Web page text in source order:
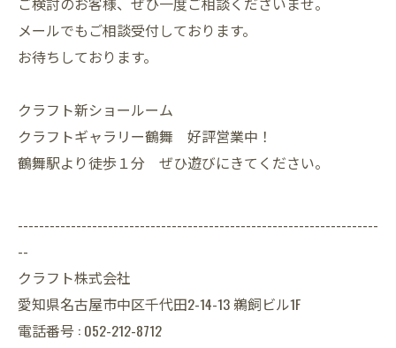
メールでもご相談受付しております。
お待ちしております。
クラフト新ショールーム
クラフトギャラリー鶴舞 好評営業中！
鶴舞駅より徒歩１分 ぜひ遊びにきてください。
--------------------------------------------------------------------
--
クラフト株式会社
愛知県名古屋市中区千代田2-14-13 鵜飼ビル1F
電話番号 : 052-212-8712